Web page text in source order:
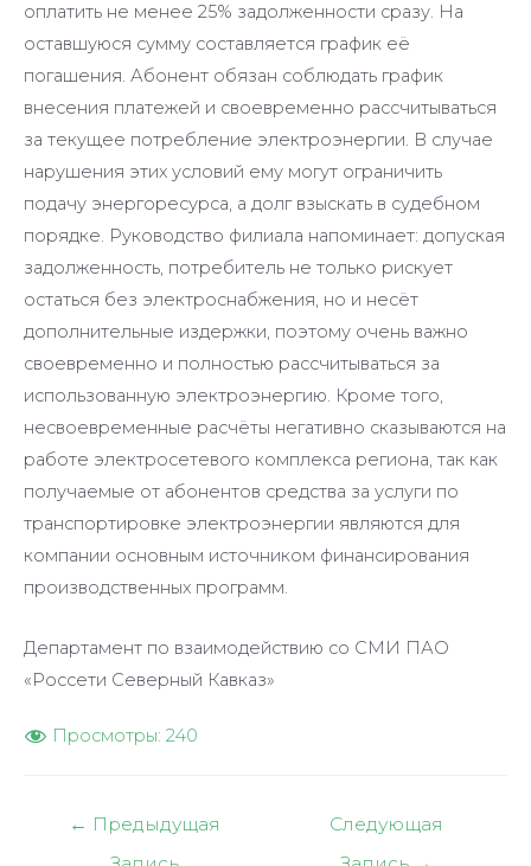
оплатить не менее 25% задолженности сразу. На
оставшуюся сумму составляется график её
погашения. Абонент обязан соблюдать график
внесения платежей и своевременно рассчитываться
за текущее потребление электроэнергии. В случае
нарушения этих условий ему могут ограничить
подачу энергоресурса, а долг взыскать в судебном
порядке. Руководство филиала напоминает: допуская
задолженность, потребитель не только рискует
остаться без электроснабжения, но и несёт
дополнительные издержки, поэтому очень важно
своевременно и полностью рассчитываться за
использованную электроэнергию. Кроме того,
несвоевременные расчёты негативно сказываются на
работе электросетевого комплекса региона, так как
получаемые от абонентов средства за услуги по
транспортировке электроэнергии являются для
компании основным источником финансирования
производственных программ.
Департамент по взаимодействию со СМИ ПАО
«Россети Северный Кавказ»
Просмотры: 240
Навигация
← Предыдущая
Следующая